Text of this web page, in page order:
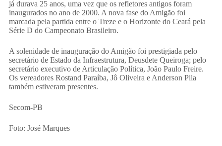
já durava 25 anos, uma vez que os refletores antigos foram
inaugurados no ano de 2000. A nova fase do Amigão foi
marcada pela partida entre o Treze e o Horizonte do Ceará pela
Série D do Campeonato Brasileiro.
A solenidade de inauguração do Amigão foi prestigiada pelo
secretário de Estado da Infraestrutura, Deusdete Queiroga; pelo
secretário executivo de Articulação Política, João Paulo Freire.
Os vereadores Rostand Paraíba, Jô Oliveira e Anderson Pila
também estiveram presentes.
Secom-PB
Foto: José Marques